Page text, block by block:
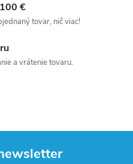
€
tovar, nič viac!
a vrátenie tovaru.